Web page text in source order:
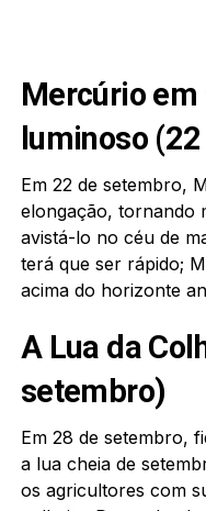
Mercúrio
luminoso
Em 22 de setembro,
elongação, tornando
avistá-lo no céu de
terá que ser rápido;
acima do horizonte
A Lua da
setembro)
Em 28 de setembro,
a lua cheia de
os agricultores com